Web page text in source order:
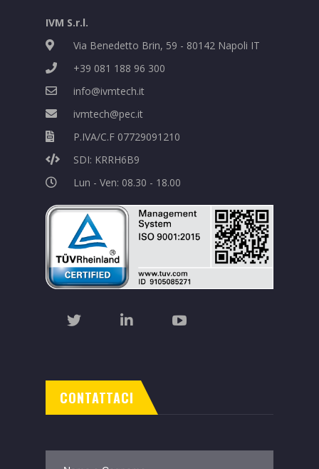
IVM S.r.l.
Via Benedetto Brin, 59 - 80142 Napoli IT
+39 081 188 96 300
info@ivmtech.it
ivmtech@pec.it
P.IVA/C.F 07729091210
SDI: KRRH6B9
Lun - Ven: 08.30 - 18.00
CONTATTACI